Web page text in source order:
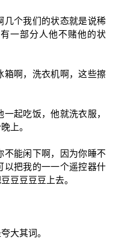
几个我们的状态就是说稀
一部分人他不赌他的状
箱啊，洗衣机啊，这些擦
起吃饭，他就洗衣服，
上。
不能闲下啊，因为你睡不
以把我的一一个遥控器什
豆豆豆豆上去。
大其词。